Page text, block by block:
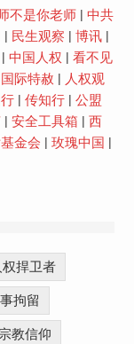
不是你老师| 中共
民生观察 博讯|
中国人权
看不见
国际特赦
人权观
| 传知行| 公盟
| 安全工具箱
西
金会 玫瑰中国
权捍卫者
拘留
教信仰